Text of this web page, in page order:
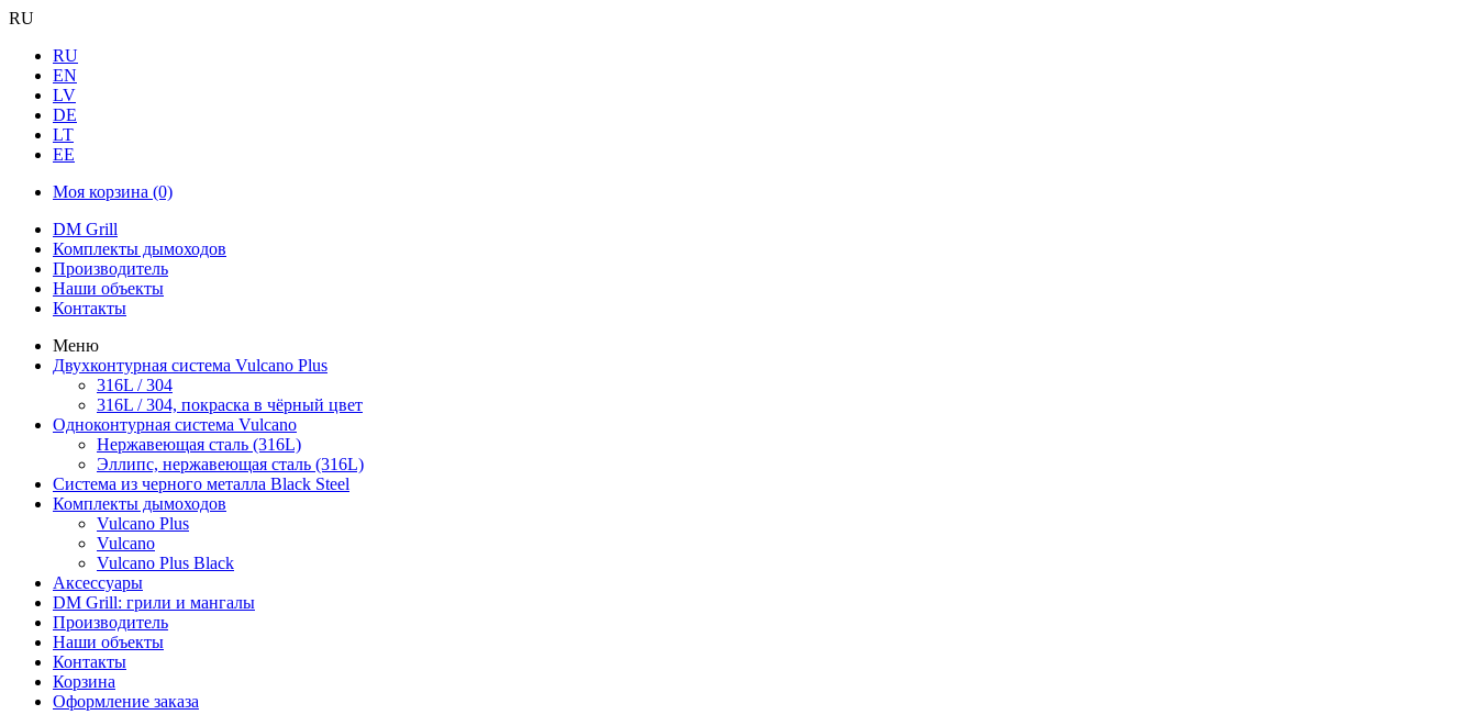
RU
RU
EN
LV
DE
LT
EE
Моя корзина (0)
DM Grill
Комплекты дымоходов
Производитель
Наши объекты
Контакты
Меню
Двухконтурная система Vulcano Plus
316L / 304
316L / 304, покраска в чёрный цвет
Одноконтурная система Vulcano
Нержавеющая сталь (316L)
Эллипс, нержавеющая сталь (316L)
Система из черного металла Black Steel
Комплекты дымоходов
Vulcano Plus
Vulcano
Vulcano Plus Black
Аксессуары
DM Grill: грили и мангалы
Производитель
Наши объекты
Контакты
Корзина
Оформление заказа